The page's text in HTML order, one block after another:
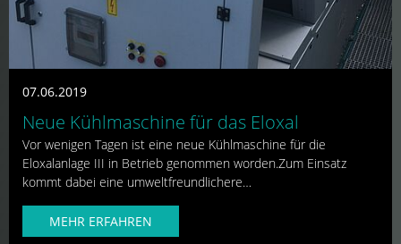
07.06.2019
Neue Kühlmaschine für das Eloxal
Vor wenigen Tagen ist eine neue Kühlmaschine für die
Eloxalanlage III in Betrieb genommen worden.Zum Einsatz
kommt dabei eine umweltfreundlichere…
MEHR ERFAHREN